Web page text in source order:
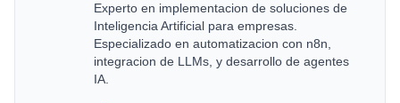
Experto en implementacion de soluciones de
Inteligencia Artificial para empresas.
Especializado en automatizacion con n8n,
integracion de LLMs, y desarrollo de agentes
IA.